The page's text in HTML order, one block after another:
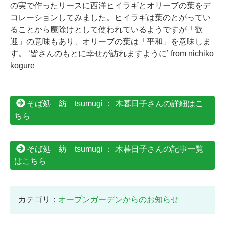
の実で作ったリースに西洋ヒイラギとオリーブの葉をデ
コレーションしてみました。ヒイラギは葉のとがってい
ることから魔除けとして使われているようですが「歓
迎」の意味もあり、オリーブの葉は「平和」を意味しま
す。 ‘皆さんのもとに幸せが訪れますように’ from nichiko
kogure
そば処 紡 tsumugi ： 木暮日子さんの詳細はこ
ちら
そば処 紡 tsumugi ： 木暮日子さんの記事一覧
はこちら
カテゴリ： オープンガーデンからのお知らせ